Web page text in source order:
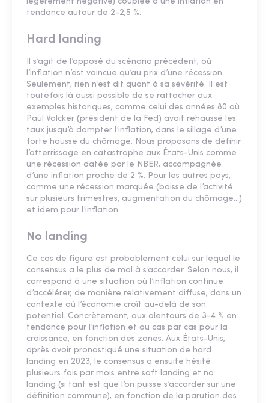
tendance autour de 2-2,5 %.
Hard landing
Il s’agit de l’opposé du scénario précédent, où
l’inflation n’est vaincue qu’au prix d’une récession.
Seulement, rien n’est dit quant à sa sévérité. Il est
toutefois là aussi possible de se rattacher aux
exemples historiques, comme celui des années 80 où
Paul Volcker (président de la Fed) avait rehaussé les
taux jusqu’à dompter l’inflation, dans le sillage d’une
forte hausse du chômage. Nous proposons de définir
l’atterrissage en catastrophe aux États-Unis comme
une récession datée par le NBER, accompagnée
d’une inflation proche de 2 %. Pour les autres pays,
comme une récession marquée (baisse de l’activité
sur plusieurs trimestres, augmentation du chômage…)
et idem pour l’inflation.
No landing
Ce cas de figure est probablement celui sur lequel le
consensus a le plus de mal à s’accorder. Selon nous, il
correspond à une situation où l’inflation continue
d’accélérer, de manière relativement diffuse, dans un
contexte où l’économie croît au-delà de son
potentiel. Concrètement, aux alentours de 3-4 % en
tendance pour l’inflation et au cas par cas pour la
croissance, en fonction des zones. Aux États-Unis,
après avoir pronostiqué une situation de hard
landing en 2023, le consensus a ensuite hésité
plusieurs fois par mois entre soft landing et no
landing (si tant est que l’on puisse s’accorder sur une
définition commune), en fonction de la parution des